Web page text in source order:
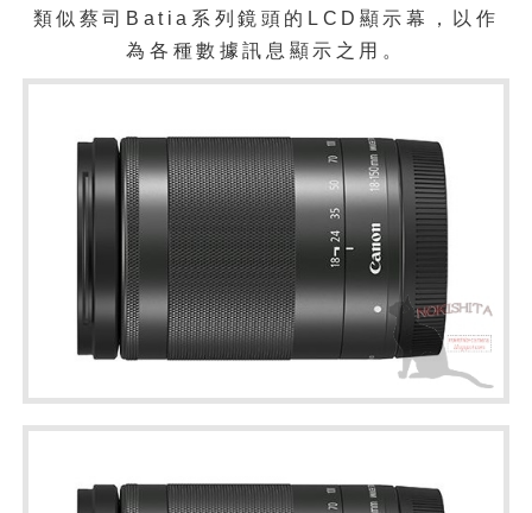
類似蔡司Batia系列鏡頭的LCD顯示幕，以作
為各種數據訊息顯示之用。